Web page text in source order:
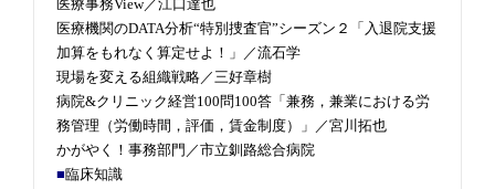
医療事務View／江口達也
医療機関のDATA分析“特別捜査官”シーズン２「入退院支援
加算をもれなく算定せよ！」／流石学
現場を変える組織戦略／三好章樹
病院&クリニック経営100問100答「兼務，兼業における労
務管理（労働時間，評価，賃金制度）」／宮川拓也
かがやく！事務部門／市立釧路総合病院
■臨床知識